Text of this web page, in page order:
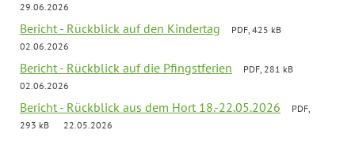
29.06.2026
Bericht - Rückblick auf den Kindertag
PDF, 425 kB
02.06.2026
Bericht - Rückblick auf die Pfingstferien
PDF, 281 kB
02.06.2026
Bericht - Rückblick aus dem Hort 18.-22.05.2026
PDF,
293 kB
22.05.2026